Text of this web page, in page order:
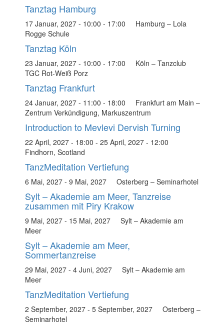
Tanztag Hamburg
17 Januar, 2027 - 10:00 - 17:00
Hamburg – Lola
Rogge Schule
Tanztag Köln
23 Januar, 2027 - 10:00 - 17:00
Köln – Tanzclub
TGC Rot-Weiß Porz
Tanztag Frankfurt
24 Januar, 2027 - 11:00 - 18:00
Frankfurt am Main –
Zentrum Verkündigung, Markuszentrum
Introduction to Mevlevi Dervish Turning
22 April, 2027 - 18:00 - 25 April, 2027 - 12:00
Findhorn, Scotland
TanzMeditation Vertiefung
6 Mai, 2027 - 9 Mai, 2027 Osterberg – Seminarhotel
Sylt – Akademie am Meer, Tanzreise
zusammen mit Piry Krakow
9 Mai, 2027 - 15 Mai, 2027
Sylt – Akademie am
Meer
Sylt – Akademie am Meer,
Sommertanzreise
29 Mai, 2027 - 4 Juni, 2027
Sylt – Akademie am
Meer
TanzMeditation Vertiefung
2 September, 2027 - 5 September, 2027
Osterberg –
Seminarhotel